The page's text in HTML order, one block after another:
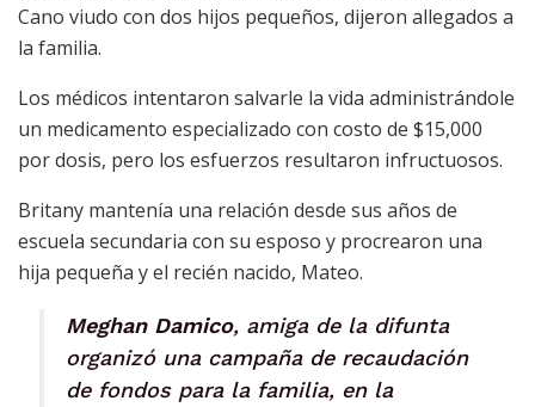
Cano viudo con dos hijos pequeños, dijeron allegados a
la familia.
Los médicos intentaron salvarle la vida administrándole
un medicamento especializado con costo de $15,000
por dosis, pero los esfuerzos resultaron infructuosos.
Britany mantenía una relación desde sus años de
escuela secundaria con su esposo y procrearon una
hija pequeña y el recién nacido, Mateo.
Meghan Damico, amiga de la difunta
organizó una campaña de recaudación
de fondos para la familia, en la